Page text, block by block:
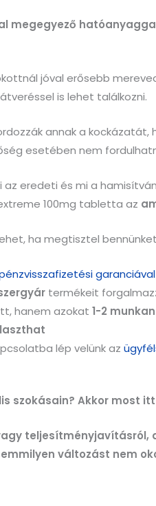
megegyező
jóval erősebb
is lehet találkozni.
annak a
esetében nem
eredeti és mi a
100mg tabletta az
ha megtisztel
garanciával
termékeit
hanem azokat 1-2
lép velünk az
szokásain? Akkor most
változást nem